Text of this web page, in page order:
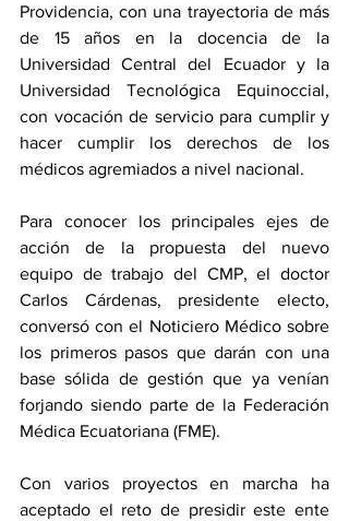
Providencia, con una trayectoria de más
de 15 años en la docencia de la
Universidad Central del Ecuador y la
Universidad Tecnológica Equinoccial,
con vocación de servicio para cumplir y
hacer cumplir los derechos de los
médicos agremiados a nivel nacional.
Para conocer los principales ejes de
acción de la propuesta del nuevo
equipo de trabajo del CMP, el doctor
Carlos Cárdenas, presidente electo,
conversó con el Noticiero Médico sobre
los primeros pasos que darán con una
base sólida de gestión que ya venían
forjando siendo parte de la Federación
Médica Ecuatoriana (FME).
Con varios proyectos en marcha ha
aceptado el reto de presidir este ente